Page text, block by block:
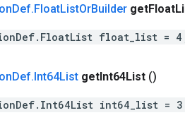
Def.FloatListOrBuilder getFloat
float_list =
Def.Int64List getInt64List ()
int64_list =